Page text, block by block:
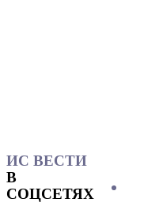
ИС ВЕСТИ
В
СОЦСЕТЯХ